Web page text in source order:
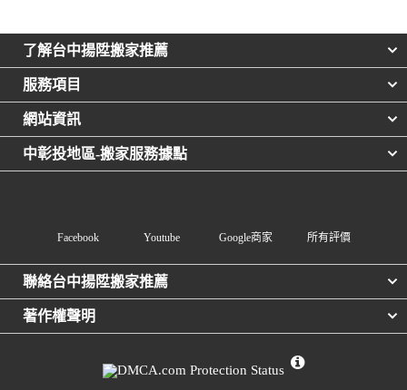
了解台中揚陞搬家推薦
服務項目
網站資訊
中彰投地區-搬家服務據點
Facebook Youtube Google商家 所有評價
聯絡台中揚陞搬家推薦
著作權聲明